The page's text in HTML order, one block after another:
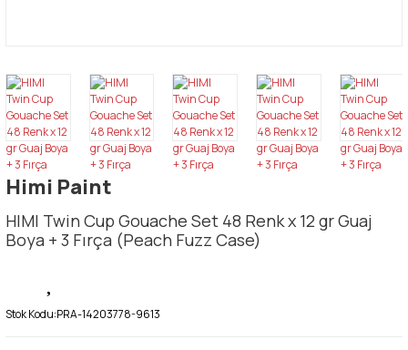
Himi Paint
HIMI Twin Cup Gouache Set 48 Renk x 12 gr Guaj
Boya + 3 Fırça (Peach Fuzz Case)
Stok Kodu:PRA-14203778-9613